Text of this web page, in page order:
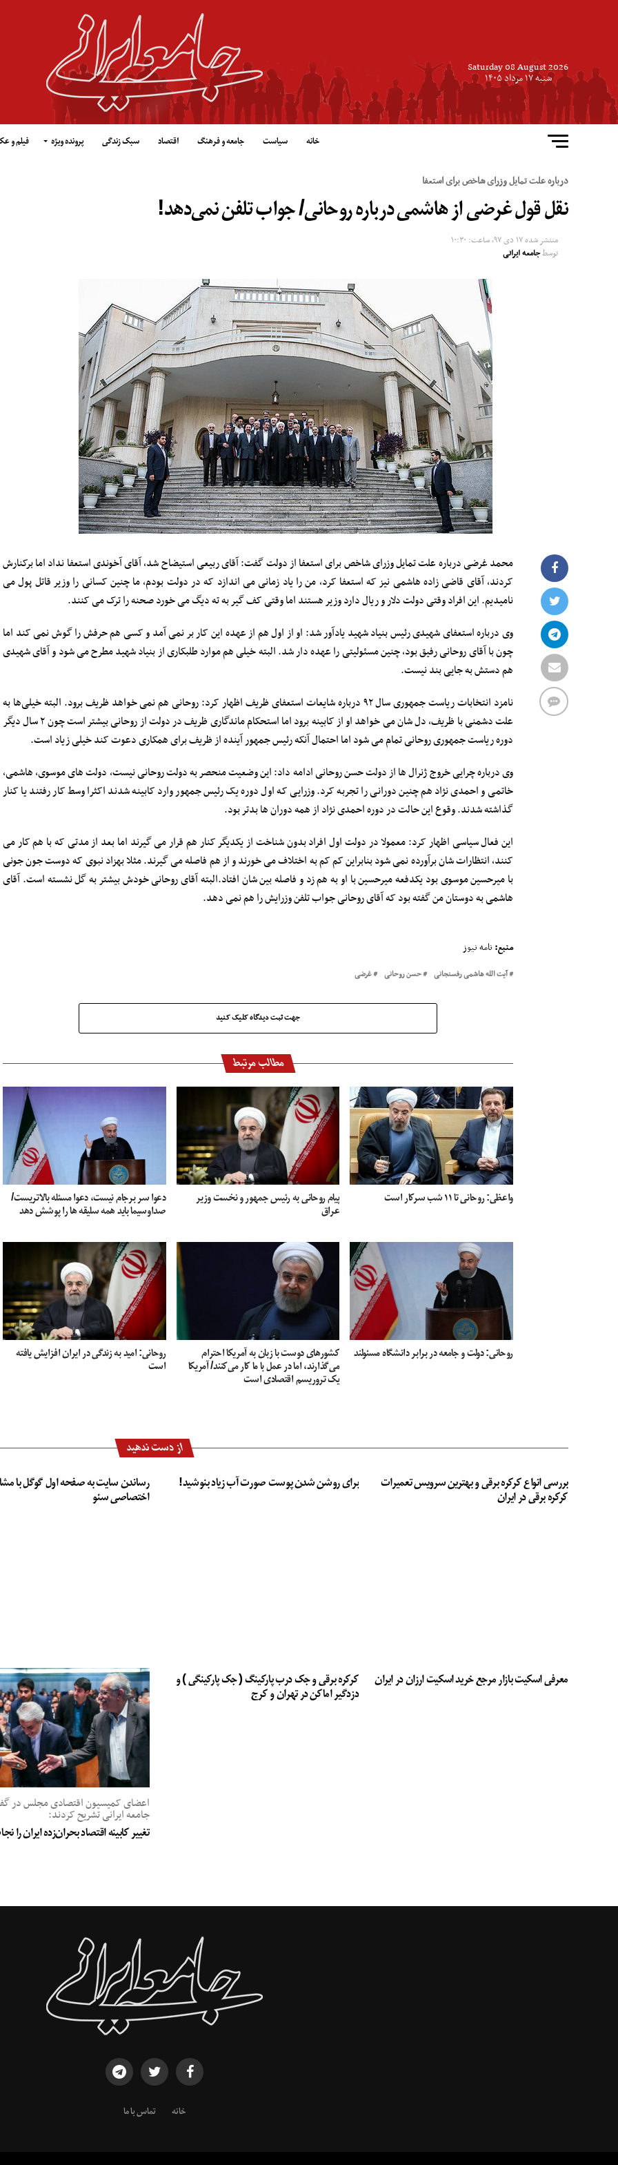
Saturday 08 August 2026
شنبه ۱۷ مرداد ۱۴۰۵
خانه سیاست جامعه و فرهنگ اقتصاد سبک زندگی پرونده ویژه فیلم و
درباره علت تمایل وزرای شاخص برای استعفا
نقل قول غرضی از هاشمی درباره روحانی/ جواب تلفن نمی‌دهد!
منتشر شده۱۷ دی ۹۷, ساعت: ۱۰:۳۰
توسطجامعه ایرانی
محمد غرضی درباره علت تمایل وزرای شاخص برای استعفا از دولت گفت: آقای ربیعی استیضاح شد، آقای آخوندی استعفا نداد اما برکنارش
کردند، آقای قاضی زاده هاشمی نیز که استعفا کرد، من را یاد زمانی می اندازد که در دولت بودم، ما چنین کسانی را وزیر قاتل پول می
نامیدیم. این افراد وقتی دولت دلار و ریال دارد وزیر هستند اما وقتی کف گیر به ته دیگ می خورد صحنه را ترک می کنند.
وی درباره استعفای شهیدی رئیس بنیاد شهید یادآور شد: او از اول هم از عهده این کار بر نمی آمد و کسی هم حرفش را گوش نمی کند اما
چون با آقای روحانی رفیق بود، چنین مسئولیتی را عهده دار شد. البته خیلی هم موارد طلبکاری از بنیاد شهید مطرح می شود و آقای شهیدی
هم دستش به جایی بند نیست.
نامزد انتخابات ریاست جمهوری سال ۹۲ درباره شایعات استعفای ظریف اظهار کرد: روحانی هم نمی خواهد ظریف برود. البته خیلی‌ها به
علت دشمنی با ظریف، دل شان می خواهد او از کابینه برود اما استحکام ماندگاری ظریف در دولت از روحانی بیشتر است چون ۲ سال دیگر
دوره ریاست جمهوری روحانی تمام می شود اما احتمال آنکه رئیس جمهور آینده از ظریف برای همکاری دعوت کند خیلی زیاد است.
وی درباره چرایی خروج ژنرال ها از دولت حسن روحانی ادامه داد: این وضعیت منحصر به دولت روحانی نیست، دولت های موسوی، هاشمی،
خاتمی و احمدی نژاد هم چنین دورانی را تجربه کرد. وزرایی که اول دوره یک رئیس جمهور وارد کابینه شدند اکثرا وسط کار رفتند یا کنار
گذاشته شدند. وقوع این حالت در دوره احمدی نژاد از همه دوران ها بدتر بود.
این فعال سیاسی اظهار کرد: معمولا در دولت اول افراد بدون شناخت از یکدیگر کنار هم قرار می گیرند اما بعد از مدتی که با هم کار می
کنند، انتظارات شان برآورده نمی شود بنابراین کم کم به اختلاف می خورند و از هم فاصله می گیرند. مثلا بهزاد نبوی که دوست جون جونی
با میرحسین موسوی بود یکدفعه میرحسین با او به هم زد و فاصله بین شان افتاد.البته آقای روحانی خودش بیشتر به گل نشسته است. آقای
هاشمی به دوستان من گفته بود که آقای روحانی جواب تلفن وزرایش را هم نمی دهد.
منبع: نامه نیوز
آیت الله هاشمی رفسنجانی حسن روحانی غرضی
جهت ثبت دیدگاه کلیک کنید
مطالب مرتبط
واعظی: روحانی تا ۱۱ شب سرکار است
پیام روحانی به رئیس جمهور و نخست وزیر
عراق
دعوا سر برجام نیست، دعوا مسئله بالاتریست/
صداوسیما باید همه سلیقه ها را پوشش دهد
روحانی: دولت و جامعه در برابر دانشگاه مسئولند
کشور‌های دوست با زبان به آمریکا احترام
می‌گذارند، اما در عمل با ما کار می‌کنند/ آمریکا
یک تروریسم اقتصادی است
روحانی: امید به زندگی در ایران افزایش یافته
است
از دست ندهید
بررسی انواع کرکره برقی و بهترین سرویس تعمیرات
کرکره برقی در ایران
برای روشن شدن پوست صورت آب زیاد بنوشید!
رساندن سایت به صفحه اول گوگل با
اختصاصی سئو
معرفی اسکیت بازار مرجع خرید اسکیت ارزان در ایران
کرکره برقی و جک درب پارکینگ ( جک پارکینگی ) و
دزدگیر اماکن در تهران و کرج
اعضای کمیسیون اقتصادی مجلس در
جامعه ایرانی تشریح کردند:
تغییر کابینه اقتصاد بحران‌زده ایران را
خانه تماس با ما